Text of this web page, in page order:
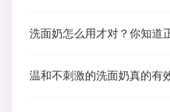
洗面奶怎么用才对？你知道
温和不刺激的洗面奶真的有